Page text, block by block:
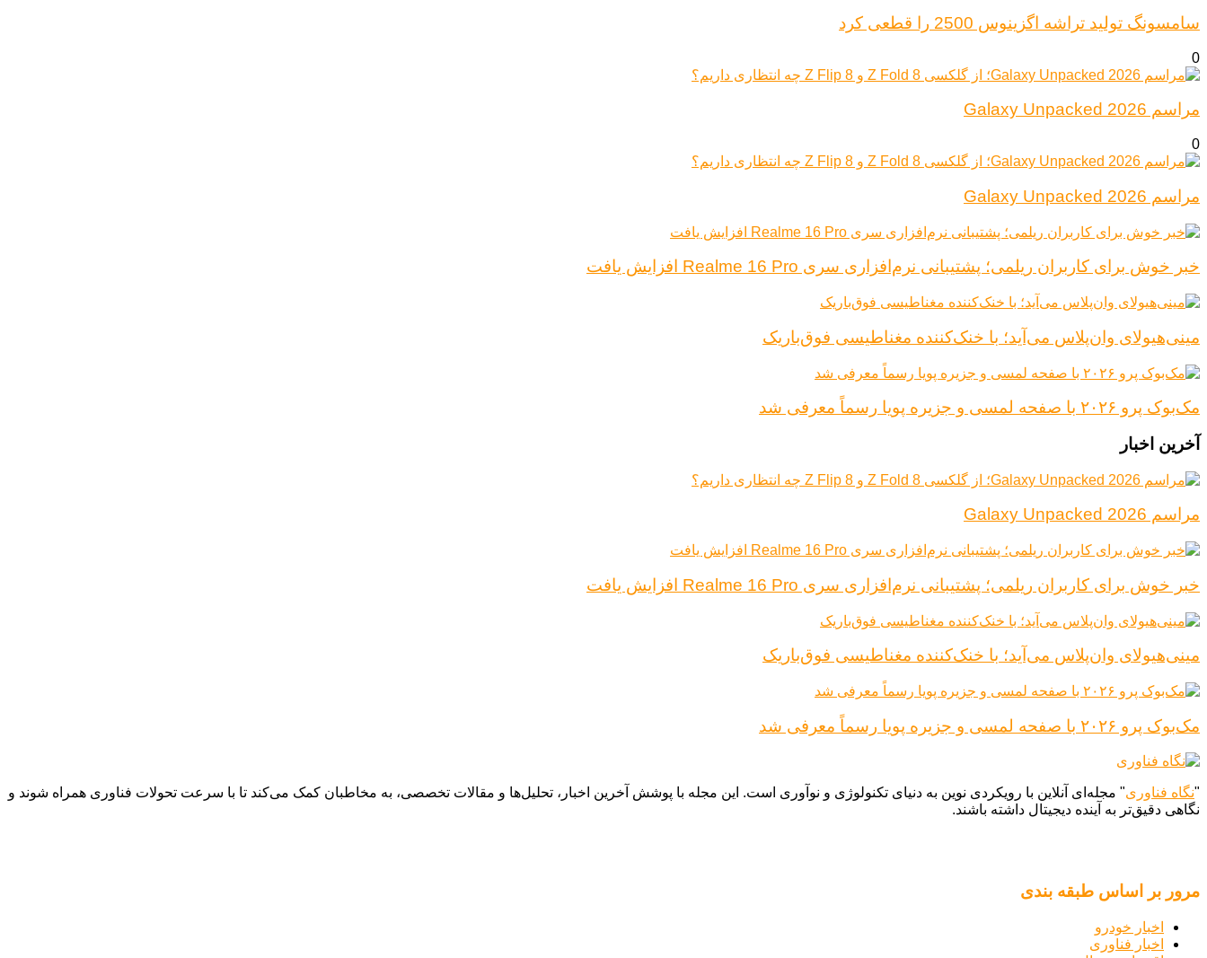
سامسونگ تولید تراشه اگزینوس 2500 را قطعی کرد
0
مراسم Galaxy Unpacked 2026
0
مراسم Galaxy Unpacked 2026
خبر خوش برای کاربران ریلمی؛ پشتیبانی نرم‌افزاری سری Realme 16 Pro افزایش یافت
مینی‌هیولای وان‌پلاس می‌آید؛ با خنک‌کننده مغناطیسی فوق‌باریک
مک‌بوک پرو ۲۰۲۶ با صفحه لمسی و جزیره پویا رسماً معرفی شد
آخرین اخبار
مراسم Galaxy Unpacked 2026
خبر خوش برای کاربران ریلمی؛ پشتیبانی نرم‌افزاری سری Realme 16 Pro افزایش یافت
مینی‌هیولای وان‌پلاس می‌آید؛ با خنک‌کننده مغناطیسی فوق‌باریک
مک‌بوک پرو ۲۰۲۶ با صفحه لمسی و جزیره پویا رسماً معرفی شد
"نگاه فناوری" مجله‌ای آنلاین با رویکردی نوین به دنیای تکنولوژی و نوآوری است. این مجله با پوشش آخرین اخبار، تحلیل‌ها و مقالات تخصصی، به مخاطبان کمک می‌کند تا با سرعت تحولات فناوری همراه شوند و
نگاهی دقیق‌تر به آینده دیجیتال داشته باشند.
مرور بر اساس طبقه بندی
اخبار خودرو
اخبار فناوری